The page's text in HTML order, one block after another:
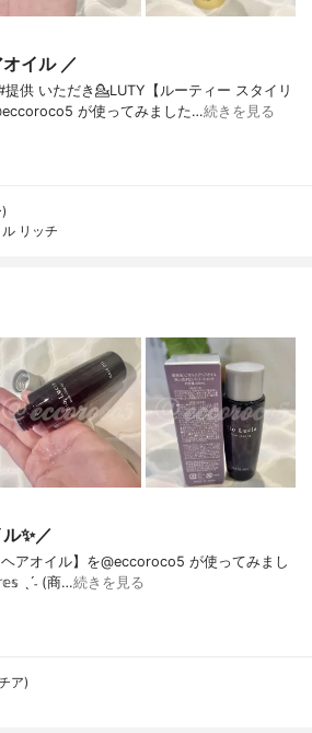
イル ／
供 いただき⁡💁LUTY【ルーティー スタイリ
が使ってみました⁡⁡…続きを見る
リッチ
✨／
アオイル】を@eccoroco5 が使ってみまし
ˎˊ˗ (商…続きを見る
ア)